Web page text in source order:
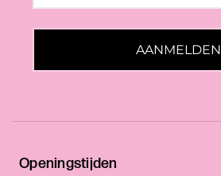
AANMELDEN
Openingstijden